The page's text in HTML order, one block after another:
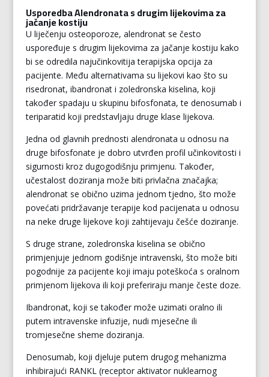
Usporedba Alendronata s drugim lijekovima za
jačanje kostiju
U liječenju osteoporoze, alendronat se često
uspoređuje s drugim lijekovima za jačanje kostiju kako
bi se odredila najučinkovitija terapijska opcija za
pacijente. Među alternativama su lijekovi kao što su
risedronat, ibandronat i zoledronska kiselina, koji
također spadaju u skupinu bifosfonata, te denosumab i
teriparatid koji predstavljaju druge klase lijekova.
Jedna od glavnih prednosti alendronata u odnosu na
druge bifosfonate je dobro utvrđen profil učinkovitosti i
sigurnosti kroz dugogodišnju primjenu. Također,
učestalost doziranja može biti privlačna značajka;
alendronat se obično uzima jednom tjedno, što može
povećati pridržavanje terapije kod pacijenata u odnosu
na neke druge lijekove koji zahtijevaju češće doziranje.
S druge strane, zoledronska kiselina se obično
primjenjuje jednom godišnje intravenski, što može biti
pogodnije za pacijente koji imaju poteškoća s oralnom
primjenom lijekova ili koji preferiraju manje česte doze.
Ibandronat, koji se također može uzimati oralno ili
putem intravenske infuzije, nudi mjesečne ili
tromjesečne sheme doziranja.
Denosumab, koji djeluje putem drugog mehanizma
inhibirajući RANKL (receptor aktivator nuklearnog